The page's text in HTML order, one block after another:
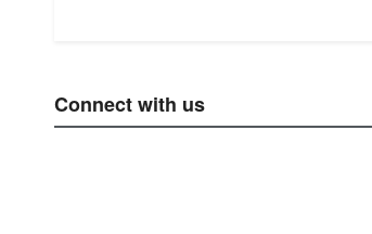
Connect with us